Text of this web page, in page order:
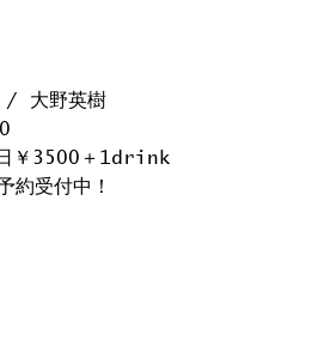
/ 大野英樹
￥3500＋1drink
約受付中！